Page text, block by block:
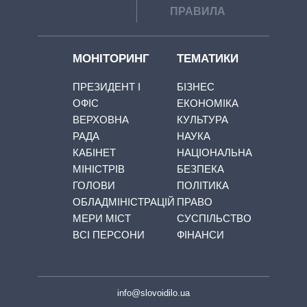
ПРАВИЛА
МОНІТОРИНГ
ПРЕЗИДЕНТ І
ОФІС
ВЕРХОВНА
РАДА
КАБІНЕТ
МІНІСТРІВ
ГОЛОВИ
ОБЛАДМІНІСТРАЦІЙ
МЕРИ МІСТ
ВСІ ПЕРСОНИ
ТЕМАТИКИ
БІЗНЕС
ЕКОНОМІКА
КУЛЬТУРА
НАУКА
НАЦІОНАЛЬНА
БЕЗПЕКА
ПОЛІТИКА
ПРАВО
СУСПІЛЬСТВО
ФІНАНСИ
info@slovoidilo.ua